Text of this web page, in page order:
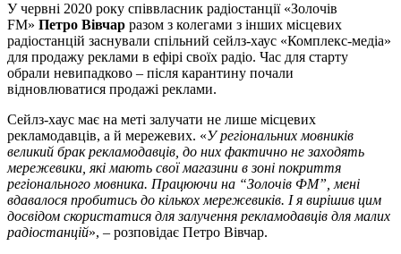
У червні 2020 року співвласник радіостанції «Золочів
FM» Петро Вівчар разом з колегами з інших місцевих
радіостанцій заснували спільний сейлз-хаус «Комплекс-медіа»
для продажу реклами в ефірі своїх радіо. Час для старту
обрали невипадково – після карантину почали
відновлюватися продажі реклами.
Сейлз-хаус має на меті залучати не лише місцевих
рекламодавців, а й мережевих. «У регіональних мовників
великий брак рекламодавців, до них фактично не заходять
мережевики, які мають свої магазини в зоні покриття
регіонального мовника. Працюючи на “Золочів ФМ”, мені
вдавалося пробитись до кількох мережевиків. І я вирішив цим
досвідом скористатися для залучення рекламодавців для малих
радіостанцій», – розповідає Петро Вівчар.